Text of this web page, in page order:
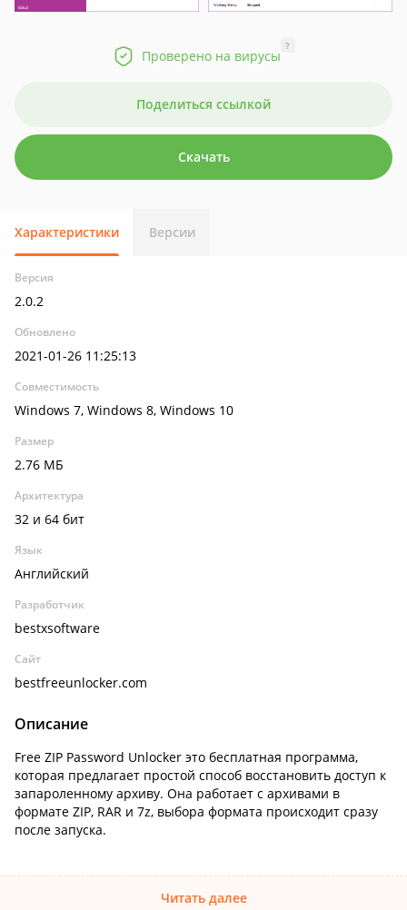
Проверено на вирусы
?
Поделиться ссылкой
Скачать
Характеристики Версии
Версия
2.0.2
Обновлено
2021-01-26 11:25:13
Совместимость
Windows 7, Windows 8, Windows 10
Размер
2.76 МБ
Архитектура
32 и 64 бит
Язык
Английский
Разработчик
bestxsoftware
Сайт
bestfreeunlocker.com
Описание
Free ZIP Password Unlocker это бесплатная программа,
которая предлагает простой способ восстановить доступ к
запароленному архиву. Она работает с архивами в
формате ZIP, RAR и 7z, выбора формата происходит сразу
после запуска.
Читать далее